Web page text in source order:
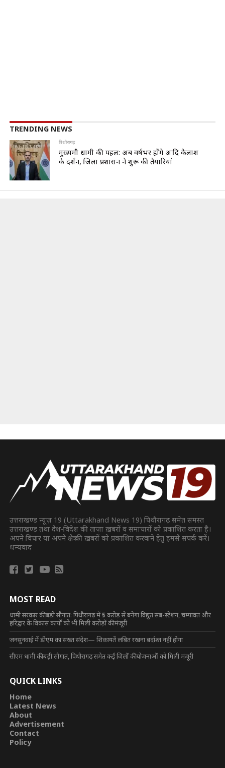
TRENDING NEWS
पिथौरागढ़
मुख्यमंत्री धामी की पहल: अब वर्षभर होंगे आदि कैलाश
के दर्शन, जिला प्रशासन ने शुरू की तैयारियां
उत्तराखण्ड न्यूज़ 19 (Uttarakhand News 19) पिथौरागढ़ समेत समस्त
उत्तराखण्ड तथा देश-विदेश की ताज़ा ख़बरों व समाचारों को प्रकाशित करता है।
अपने विचार या अपने क्षेत्र की ख़बरों को प्रकाशित करवाने हेतु हमसे संपर्क करें।
धन्यवाद
MOST READ
धामी सरकार की बड़ी सौगात: पिथौरागढ़ में ₹5 करोड़ से बनेगा विद्युत सब-स्टेशन, चम्पावत और
हरिद्वार के विकास कार्यों को भी मिली करोड़ों की मंजूरी
जनसुनवाई में डीएम का सख्त संदेश— शिकायतें लंबित रखना बर्दाश्त नहीं होगा
सीएम धामी की बड़ी सौगात, पिथौरागढ़ समेत कई जिलों की योजनाओं को मिली मंजूरी
QUICK LINKS
Home
Latest News
About
Advertisement
Contact
Policy